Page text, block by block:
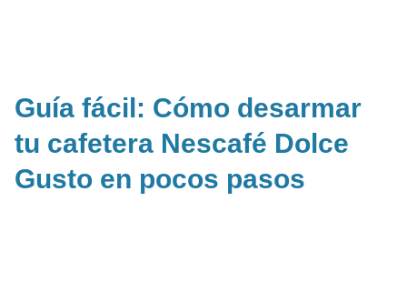
Guía fácil: Cómo desarmar
tu cafetera Nescafé Dolce
Gusto en pocos pasos